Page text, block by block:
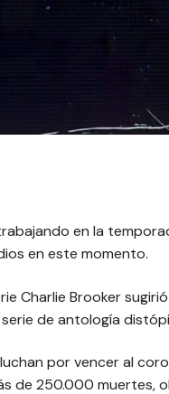
en la
en este momento.
Charlie Brooker
de antología
por vencer al
de 250.000 muertes,